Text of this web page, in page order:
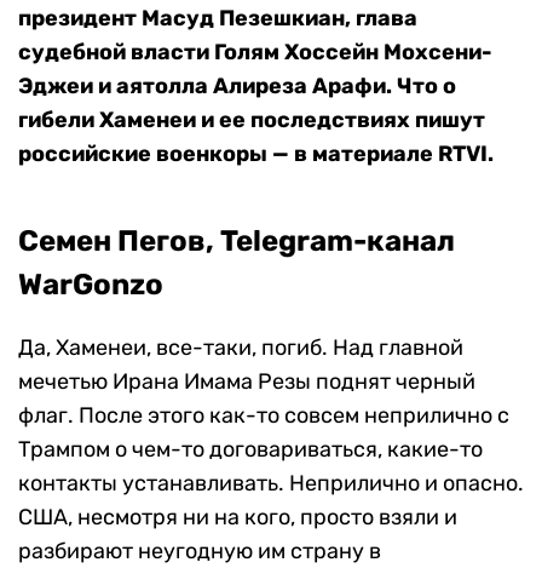
президент Масуд Пезешкиан, глава
судебной власти Голям Хоссейн Мохсени-
Эджеи и аятолла Алиреза Арафи. Что о
гибели Хаменеи и ее последствиях пишут
российские военкоры — в материале RTVI.
Семен Пегов, Telegram-канал
WarGonzo
Да, Хаменеи, все-таки, погиб. Над главной
мечетью Ирана Имама Резы поднят черный
флаг. После этого как-то совсем неприлично с
Трампом о чем-то договариваться, какие-то
контакты устанавливать. Неприлично и опасно.
США, несмотря ни на кого, просто взяли и
разбирают неугодную им страну в